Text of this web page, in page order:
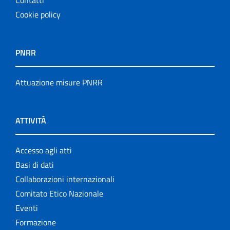
Cookie policy
PNRR
Attuazione misure PNRR
ATTIVITÀ
Accesso agli atti
Basi di dati
Collaborazioni internazionali
Comitato Etico Nazionale
Eventi
Formazione